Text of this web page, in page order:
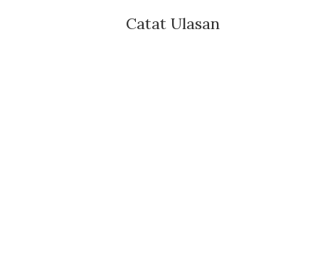
Catat Ulasan